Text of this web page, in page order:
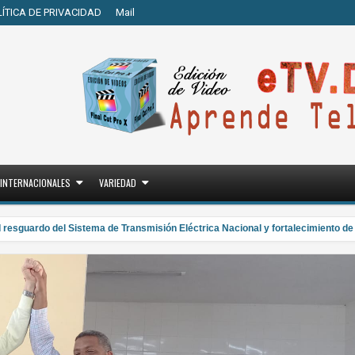
DE PRIVACIDAD Mail
INTERNACIONALES VARIEDAD
del Sistema de Transmisión Eléctrica Nacional y fortalecimiento de